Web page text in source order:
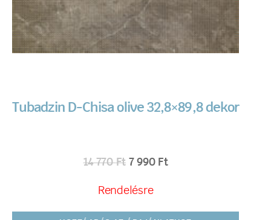
Tubadzin D-Chisa olive 32,8×89,8 dekor
14 770Ft 7 990 Ft
Rendelésre